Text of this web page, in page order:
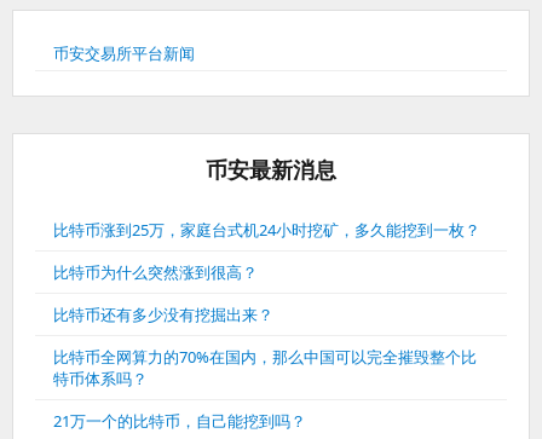
币安交易所平台新闻
币安最新消息
比特币涨到25万，家庭台式机24小时挖矿，多久能挖到一枚？
比特币为什么突然涨到很高？
比特币还有多少没有挖掘出来？
比特币全网算力的70%在国内，那么中国可以完全摧毁整个比
特币体系吗？
21万一个的比特币，自己能挖到吗？